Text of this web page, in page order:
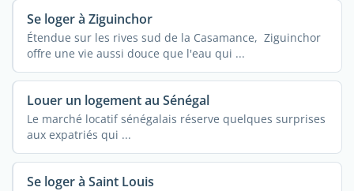
Se loger à Ziguinchor
Étendue sur les rives sud de la Casamance, Ziguinchor
offre une vie aussi douce que l'eau qui ...
Louer un logement au Sénégal
Le marché locatif sénégalais réserve quelques surprises
aux expatriés qui ...
Se loger à Saint Louis